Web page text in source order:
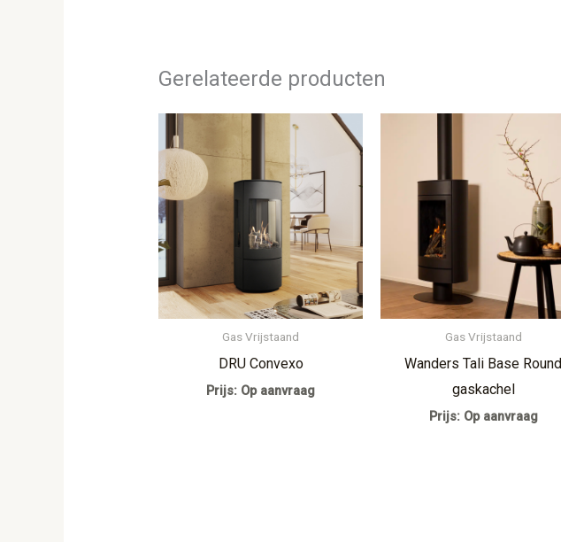
Gerelateerde producten
Gas Vrijstaand
DRU Convexo
Prijs: Op aanvraag
Gas Vrijstaand
Wanders Tali Base Round
gaskachel
Prijs: Op aanvraag